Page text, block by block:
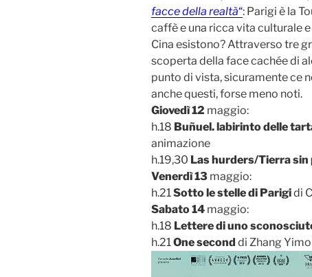
facce della realtà“: Parigi è la
caffè e una ricca vita culturale
Cina esistono? Attraverso tre
scoperta della face cachée di
punto di vista, sicuramente ce
anche questi, forse meno noti.
Giovedì 12 maggio:
h.18 Buñuel. labirinto delle
animazione
h.19,30 Las hurders/Tierra sin
Venerdì 13 maggio:
h.21Sotto le stelle di Parigidi
Sabato 14 maggio:
h.18 Lettere di uno
h.21One second di Zhang